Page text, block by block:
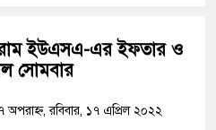
ইউএসএ-এর ইফতার ও
সোমবার
রবিবার, ১৭ এপ্রিল ২০২২